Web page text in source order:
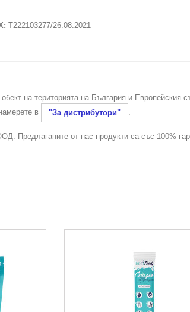
Т222103277/26.08.2021
на територията на България и
в
"За дистрибутори" .
Предлаганите от нас продукти са със 100%